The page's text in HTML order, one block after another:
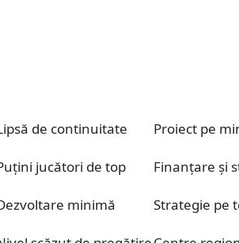
de continuitate Proiect pe
jucători de top Finanțare și
minimă Strategie pe